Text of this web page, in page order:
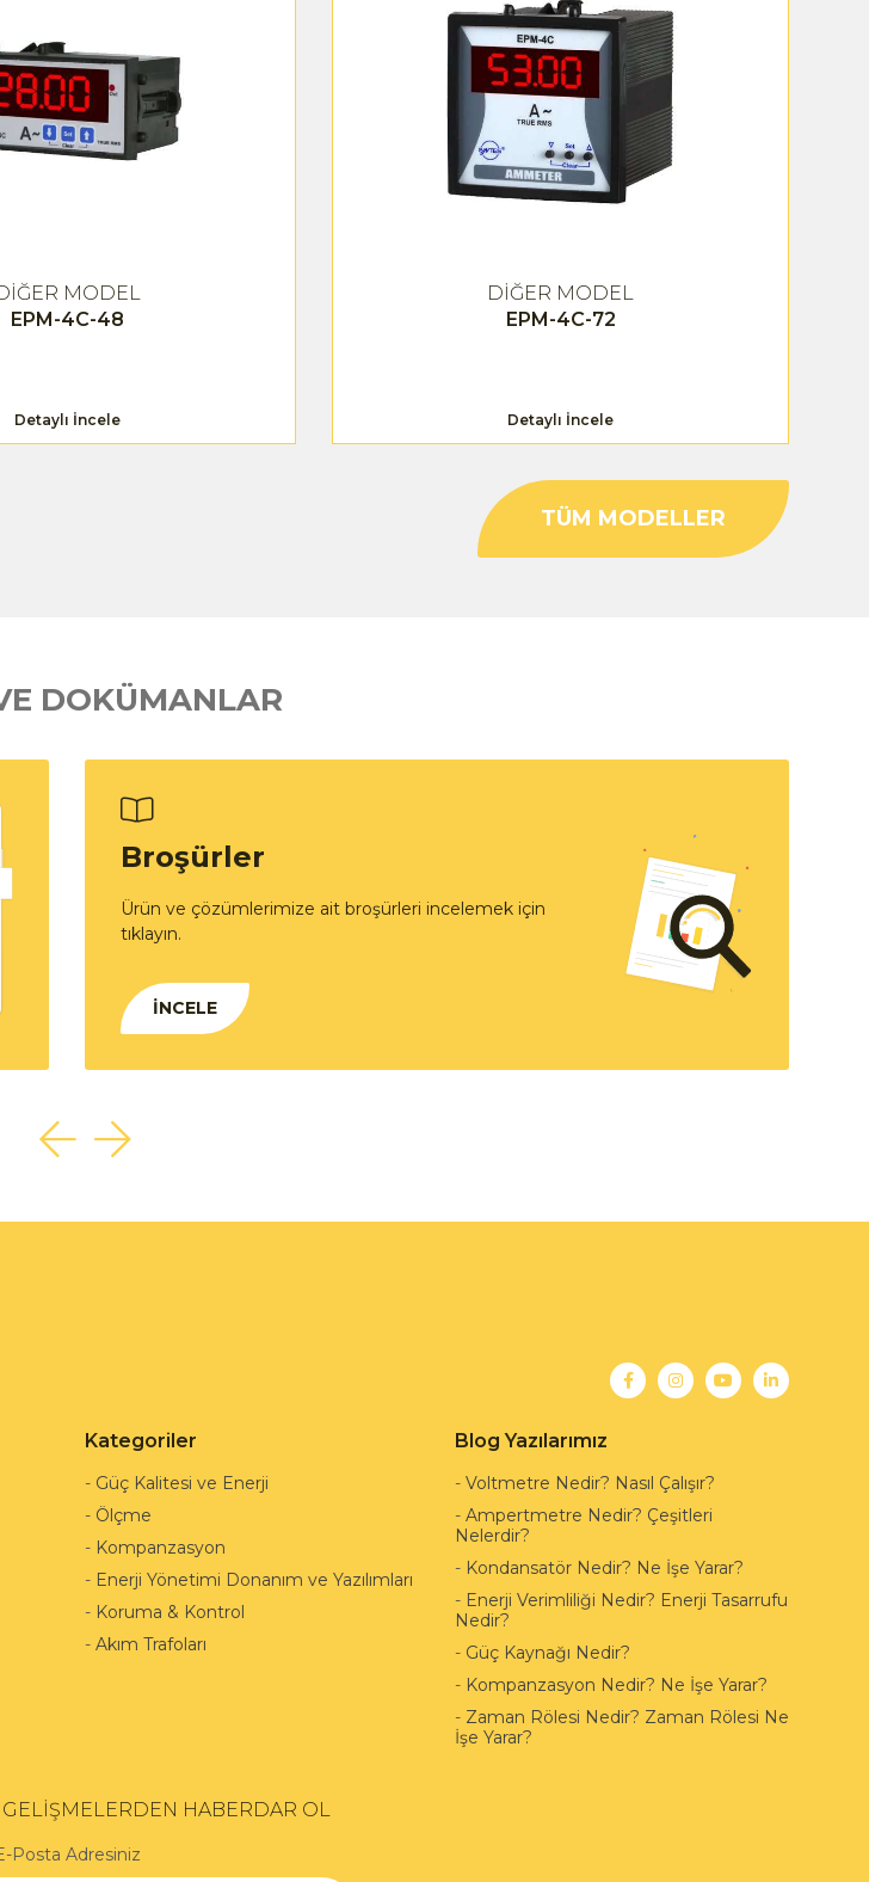
MODEL
EPM-4C-48
Detaylı İncele
DİĞER MODEL
EPM-4C-72
Detaylı İncele
TÜM MODELLER
DOKÜMANLAR
Broşürler
Ürün ve çözümlerimize ait broşürleri incelemek için
tıklayın.
İNCELE
Kategoriler
- Güç Kalitesi ve Enerji
- Ölçme
- Kompanzasyon
- Enerji Yönetimi Donanım ve Yazılımları
- Koruma & Kontrol
- Akım Trafoları
Blog Yazılarımız
- Voltmetre Nedir? Nasıl Çalışır?
- Ampertmetre Nedir? Çeşitleri
Nelerdir?
- Kondansatör Nedir? Ne İşe Yarar?
- Enerji Verimliliği Nedir? Enerji Tasarrufu
Nedir?
- Güç Kaynağı Nedir?
- Kompanzasyon Nedir? Ne İşe Yarar?
- Zaman Rölesi Nedir? Zaman Rölesi Ne
İşe Yarar?
GELİŞMELERDEN HABERDAR OL
Posta Adresiniz